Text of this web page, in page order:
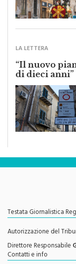
LA LETTERA
“Il nuovo
di dieci anni”
Testata Giornalistica
Autorizzazione del
Direttore Responsabile
Contatti e info